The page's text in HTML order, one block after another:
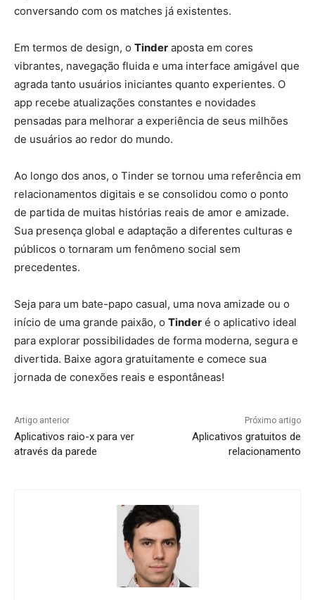
conversando com os matches já existentes.
Em termos de design, o Tinder aposta em cores
vibrantes, navegação fluida e uma interface amigável que
agrada tanto usuários iniciantes quanto experientes. O
app recebe atualizações constantes e novidades
pensadas para melhorar a experiência de seus milhões
de usuários ao redor do mundo.
Ao longo dos anos, o Tinder se tornou uma referência em
relacionamentos digitais e se consolidou como o ponto
de partida de muitas histórias reais de amor e amizade.
Sua presença global e adaptação a diferentes culturas e
públicos o tornaram um fenômeno social sem
precedentes.
Seja para um bate-papo casual, uma nova amizade ou o
início de uma grande paixão, o Tinder é o aplicativo ideal
para explorar possibilidades de forma moderna, segura e
divertida. Baixe agora gratuitamente e comece sua
jornada de conexões reais e espontâneas!
Artigo anterior
Aplicativos raio-x para ver
através da parede
Próximo artigo
Aplicativos gratuitos de
relacionamento